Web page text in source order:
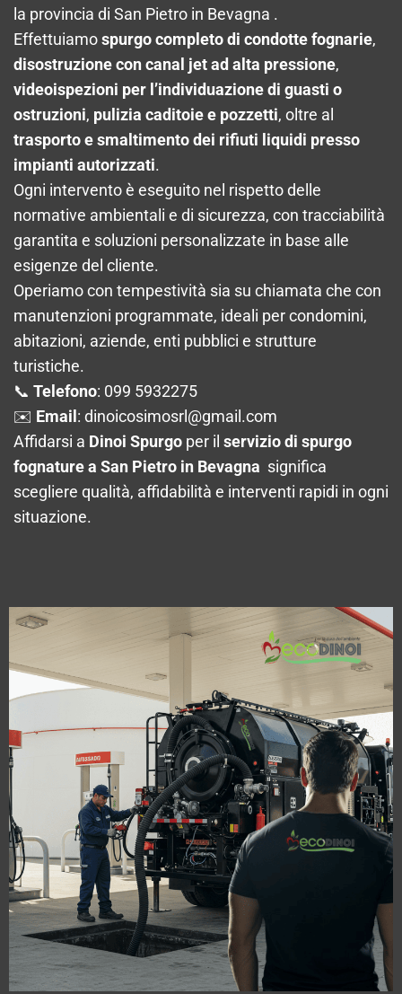
la provincia di San Pietro in Bevagna .
Effettuiamospurgo completo di condotte fognarie,
disostruzione con canal jet ad alta pressione,
videoispezioni per l’individuazione di guasti o
ostruzioni, pulizia caditoie e pozzetti, oltre al
trasporto e smaltimento dei rifiuti liquidi presso
impianti autorizzati.
Ogni intervento è eseguito nel rispetto delle
normative ambientali e di sicurezza, con tracciabilità
garantita e soluzioni personalizzate in base alle
esigenze del cliente.
Operiamo con tempestività sia su chiamata che con
manutenzioni programmate, ideali per condomini,
abitazioni, aziende, enti pubblici e strutture
turistiche.
📞 Telefono: 099 5932275
✉️ Email : dinoicosimosrl@gmail.com
Affidarsi a Dinoi Spurgo per il servizio di spurgo
fognature a San Pietro in Bevagna significa
scegliere qualità, affidabilità e interventi rapidi in ogni
situazione.